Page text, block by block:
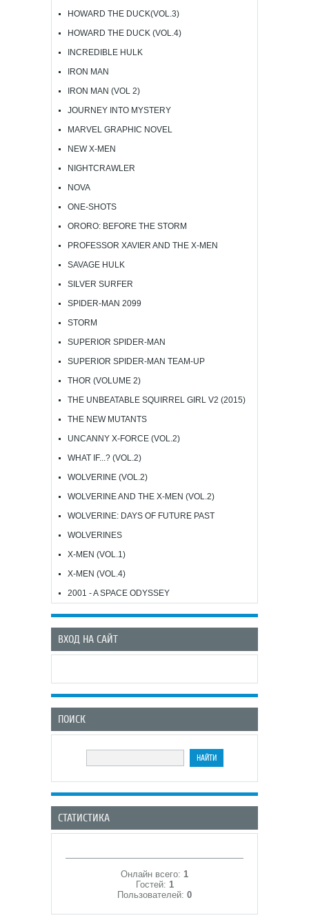
HOWARD THE DUCK(VOL.3)
HOWARD THE DUCK (VOL.4)
INCREDIBLE HULK
IRON MAN
IRON MAN (VOL 2)
JOURNEY INTO MYSTERY
MARVEL GRAPHIC NOVEL
NEW X-MEN
NIGHTCRAWLER
NOVA
ONE-SHOTS
ORORO: BEFORE THE STORM
PROFESSOR XAVIER AND THE X-MEN
SAVAGE HULK
SILVER SURFER
SPIDER-MAN 2099
STORM
SUPERIOR SPIDER-MAN
SUPERIOR SPIDER-MAN TEAM-UP
THOR (VOLUME 2)
THE UNBEATABLE SQUIRREL GIRL V2 (2015)
THE NEW MUTANTS
UNCANNY X-FORCE (VOL.2)
WHAT IF...? (VOL.2)
WOLVERINE (VOL.2)
WOLVERINE AND THE X-MEN (VOL.2)
WOLVERINE: DAYS OF FUTURE PAST
WOLVERINES
X-MEN (VOL.1)
X-MEN (VOL.4)
2001 - A SPACE ODYSSEY
ВХОД НА САЙТ
ПОИСК
СТАТИСТИКА
Онлайн всего: 1
Гостей: 1
Пользователей: 0